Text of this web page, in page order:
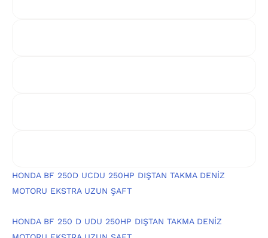
HONDA BF 250D UCDU 250HP DIŞTAN TAKMA DENİZ
MOTORU EKSTRA UZUN ŞAFT
HONDA BF 250 D UDU 250HP DIŞTAN TAKMA DENİZ